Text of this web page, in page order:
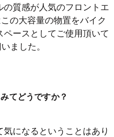
質感が人気のフロントエ
の大容量の物置をバイク
ースとしてご使用頂いて
ました。
てどうですか？
になるということはあり